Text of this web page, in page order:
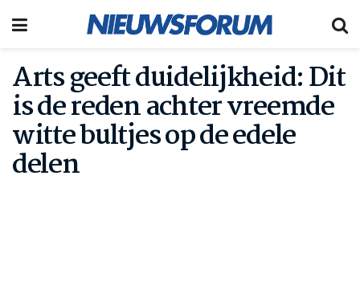
Arts geeft duidelijkheid: Dit
is de reden achter vreemde
witte bultjes op de edele
delen